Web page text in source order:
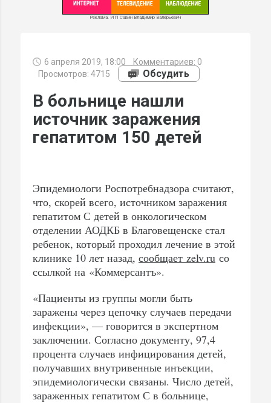
Реклама. ИП Савин Владимир Валерьевич
6 апреля 2019, 18:00 Комментариев: 0
Просмотров: 4715
Обсудить
В больнице нашли
источник заражения
гепатитом 150 детей
Эпидемиологи Роспотребнадзора считают,
что, скорей всего, источником заражения
гепатитом С детей в онкологическом
отделении АОДКБ в Благовещенске стал
ребенок, который проходил лечение в этой
клинике 10 лет назад, сообщает zelv.ru со
ссылкой на «Коммерсантъ».
«Пациенты из группы могли быть
заражены через цепочку случаев передачи
инфекции», — говорится в экспертном
заключении. Согласно документу, 97,4
процента случаев инфицирования детей,
получавших внутривенные инъекции,
эпидемиологически связаны. Число детей,
зараженных гепатитом С в больнице,